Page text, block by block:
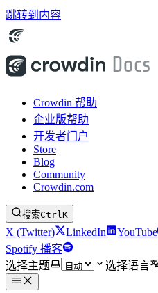
跳转到内容
Crowdin 帮助
企业版帮助
开发者门户
Store
Blog
Community
Crowdin.com
搜索CtrlK
X (Twitter) LinkedIn YouTube
Spotify 播客
选择主题
选择语言